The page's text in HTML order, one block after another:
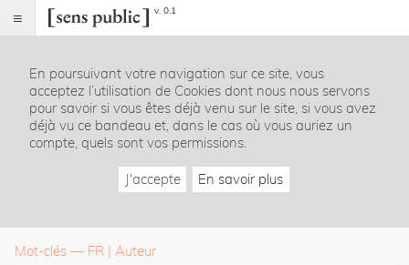
v. 0.1
Index
Rubriques
Essais
En poursuivant votre navigation sur ce site, vous
acceptez l’utilisation de Cookies dont nous nous servons
pour savoir si vous êtes déjà venu sur le site, si vous avez
déjà vu ce bandeau et, dans le cas où vous auriez un
compte, quels sont vos permissions.
J'accepte En savoir plus
Mot-clés — FR Auteur